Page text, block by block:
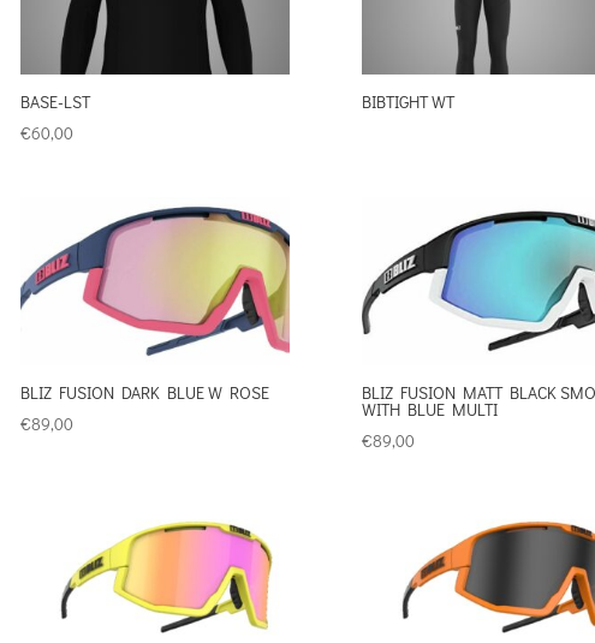
BASE-LST
€60,00
BIBTIGHT WT
BLIZ FUSION DARK BLUE W ROSE
€89,00
BLIZ FUSION MATT BLACK
WITH BLUE MULTI
€89,00